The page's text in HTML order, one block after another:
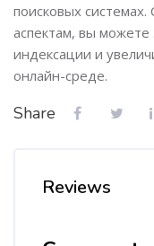
поисковых
аспектам, вы
индексации и
онлайн-среде.
Share
Reviews